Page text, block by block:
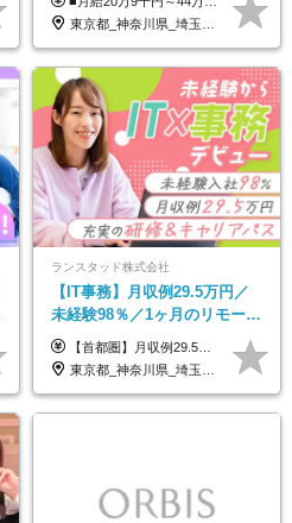
トグループの正社員/sg
東京都_神奈川県_埼玉県_千葉県_大阪府_愛知県_青森県_岩手県_宮城県_秋田県_山形県_福島県_茨城県_栃木県_群馬県_山梨県_長野県_福井県_静岡県_岐阜県_三重県_兵庫県_京都府_滋賀県_奈良県_広島県_岡山県_山口県_香川県_福岡県_熊本県_佐賀県_長崎県_大分県_宮崎県_鹿児島県
ランスタッド株式会社
【IT事務】月収例29.5万円／
未経験98％／1ヶ月のリモート
研修／既卒・第二新卒歓迎／
年間休日123日/OW
【首都圏】月収例29.5万円（月給26万円＋諸手当） 【東海・関西】月収例28.5万円（月給25万円＋諸手当） 【九州】月収例26万円（月給23万円＋諸手当） ※経験・スキル・前職給与を踏まえ、総合的に判断して決定します。 例：首都圏 月収例31万円（月給27万円＋諸手当） ◆各種手当 ・通勤手当（上限4万円まで） ・残業代手当（1分単位で全額支給） ※固定残業代制は採用しておりません ・資格取得支援 ◆昇給：年1回 ◆補足 ・研修中1ヶ月間は、時給1670円となります。 ・試用期間6ヶ月あり。その間の待遇に変更はありません。 ※詳細は面接時にご案内します。
東京都_神奈川県_埼玉県_千葉県_大阪府_愛知県_兵庫県_京都府_福岡県